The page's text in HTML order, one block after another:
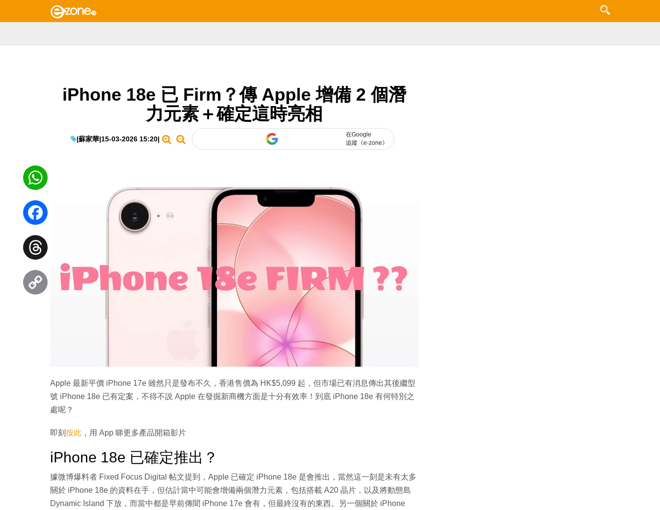
iPhone 18e 已 Firm？傳 Apple 增備 2 個潛
力元素＋確定這時亮相
|蘇家華|15-03-2026 15:20|
在Google
追蹤《e-zone》
Apple 最新平價 iPhone 17e 雖然只是發布不久，香港售價為 HK$5,099 起，但市場已有消息傳出其後繼型
號 iPhone 18e 已有定案，不得不說 Apple 在發掘新商機方面是十分有效率！到底 iPhone 18e 有何特別之
處呢？
即刻 按此 ，用 App 睇更多產品開箱影片
iPhone 18e 已確定推出？
據微博爆料者 Fixed Focus Digital 帖文提到，Apple 已確定 iPhone 18e 是會推出，當然這一刻是未有太多
關於 iPhone 18e 的資料在手，但估計當中可能會增備兩個潛力元素，包括搭載 A20 晶片，以及將動態島
Dynamic Island 下放，而當中都是早前傳聞 iPhone 17e 會有，但最終沒有的東西。另一個關於 iPhone
WhatsApp
Facebook
Threads